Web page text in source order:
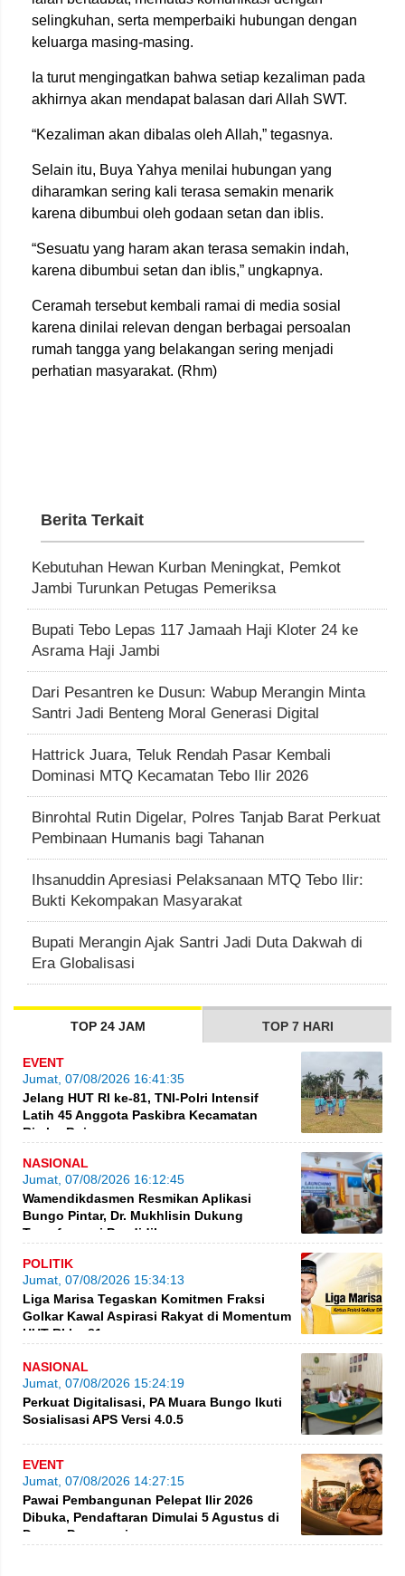
selingkuhan, serta memperbaiki hubungan dengan
keluarga masing-masing.
Ia turut mengingatkan bahwa setiap kezaliman pada
akhirnya akan mendapat balasan dari Allah SWT.
“Kezaliman akan dibalas oleh Allah,” tegasnya.
Selain itu, Buya Yahya menilai hubungan yang
diharamkan sering kali terasa semakin menarik
karena dibumbui oleh godaan setan dan iblis.
“Sesuatu yang haram akan terasa semakin indah,
karena dibumbui setan dan iblis,” ungkapnya.
Ceramah tersebut kembali ramai di media sosial
karena dinilai relevan dengan berbagai persoalan
rumah tangga yang belakangan sering menjadi
perhatian masyarakat. (Rhm)
Berita Terkait
Kebutuhan Hewan Kurban Meningkat, Pemkot
Jambi Turunkan Petugas Pemeriksa
Bupati Tebo Lepas 117 Jamaah Haji Kloter 24 ke
Asrama Haji Jambi
Dari Pesantren ke Dusun: Wabup Merangin Minta
Santri Jadi Benteng Moral Generasi Digital
Hattrick Juara, Teluk Rendah Pasar Kembali
Dominasi MTQ Kecamatan Tebo Ilir 2026
Binrohtal Rutin Digelar, Polres Tanjab Barat Perkuat
Pembinaan Humanis bagi Tahanan
Ihsanuddin Apresiasi Pelaksanaan MTQ Tebo Ilir:
Bukti Kekompakan Masyarakat
Bupati Merangin Ajak Santri Jadi Duta Dakwah di
Era Globalisasi
TOP 24 JAM TOP 7 HARI
EVENT
Jumat, 07/08/2026 16:41:35
Jelang HUT RI ke-81, TNI-Polri Intensif
Latih 45 Anggota Paskibra Kecamatan
Rimbo Bujang
NASIONAL
Jumat, 07/08/2026 16:12:45
Wamendikdasmen Resmikan Aplikasi
Bungo Pintar, Dr. Mukhlisin Dukung
Transformasi Pendidikan
POLITIK
Jumat, 07/08/2026 15:34:13
Liga Marisa Tegaskan Komitmen Fraksi
Golkar Kawal Aspirasi Rakyat di Momentum
HUT RI ke-81
NASIONAL
Jumat, 07/08/2026 15:24:19
Perkuat Digitalisasi, PA Muara Bungo Ikuti
Sosialisasi APS Versi 4.0.5
EVENT
Jumat, 07/08/2026 14:27:15
Pawai Pembangunan Pelepat Ilir 2026
Dibuka, Pendaftaran Dimulai 5 Agustus di
Dusun Purwosari